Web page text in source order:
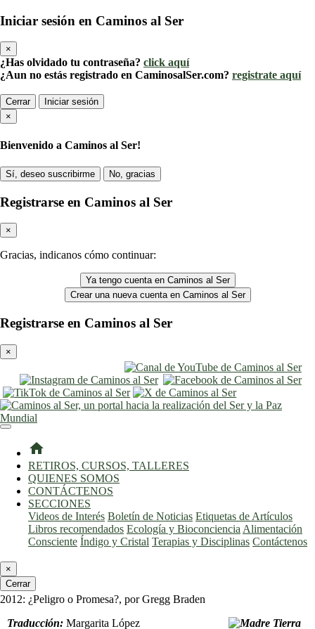
Iniciar sesión en Caminos al Ser
×
¿Has olvidado tu contraseña? click aquí
¿Aun no estás registrado en CaminosalSer.com? registrate aquí
Cerrar
Iniciar sesión
×
Bienvenido a Caminos al Ser!
Sí, deseo suscribirme No, gracias
Registrarse en Caminos al Ser
×
Gracias, indicanos cómo continuar:
Ya tengo cuenta en Caminos al Ser
Crear una nueva cuenta en Caminos al Ser
Registrarse en Caminos al Ser
×
home
RETIROS, CURSOS, TALLERES
QUIENES SOMOS
CONTÁCTENOS
SECCIONES
Videos de Interés Boletín de Noticias Etiquetas de Artículos
Libros recomendados Ecología y Bioconciencia Alimentación
Consciente Índigo y Cristal Terapias y Disciplinas Contáctenos
×
Cerrar
2012: ¿Peligro o Promesa?, por Gregg Braden
Traducción: Margarita López